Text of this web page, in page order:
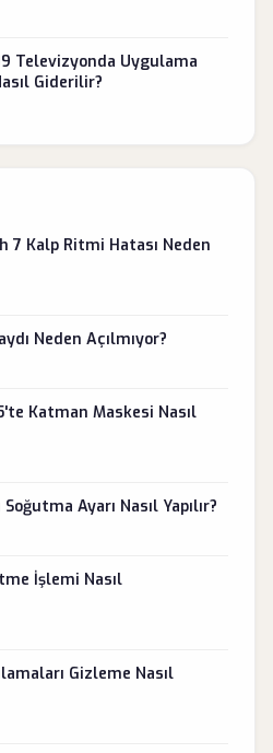
Televizyonda Uygulama
Giderilir?
7 Kalp Ritmi Hatası Neden
Neden Açılmıyor?
Katman Maskesi Nasıl
Ayarı Nasıl Yapılır?
İşlemi Nasıl
Gizleme Nasıl